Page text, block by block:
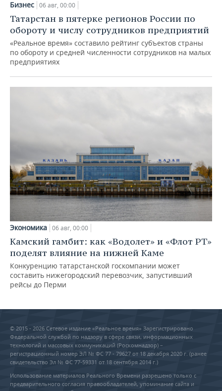
Бизнес 06 авг, 00:00
Татарстан в пятерке регионов России по
обороту и числу сотрудников предприятий
«Реальное время» составило рейтинг субъектов страны
по обороту и средней численности сотрудников на малых
предприятиях
Экономика 06 авг, 00:00
Камский гамбит: как «Водолет» и «Флот РТ»
поделят влияние на нижней Каме
Конкуренцию татарстанской госкомпании может
составить нижегородский перевозчик, запустивший
рейсы до Перми
© 2015 - 2026 Сетевое издание «Реальное время» Зарегистрировано
Федеральной службой по надзору в сфере связи, информационных
технологий и массовых коммуникаций (Роскомнадзор) –
регистрационный номер ЭЛ № ФС 77 - 79627 от 18 декабря 2020 г. (ранее
свидетельство Эл № ФС 77-59331 от 18 сентября 2014 г.)
Использование материалов Реального Времени разрешено только с
предварительного согласия правообладателей, упоминание сайта и